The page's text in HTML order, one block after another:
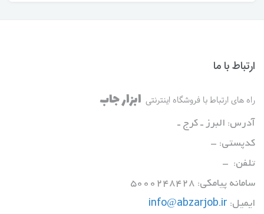
ارتباط با ما
راه های ارتباط با فروشگاه اینترنتی ابزار جاب
آدرس: البرز ـ کرج ـ
کدپستی: -
تلفن: -
سامانه پیامکی: 5000248428
ایمیل: info@abzarjob.ir